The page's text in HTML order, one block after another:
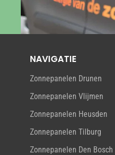
NAVIGATIE
Zonnepanelen Drunen
Zonnepanelen Vlijmen
Zonnepanelen Heusden
Zonnepanelen Tilburg
Zonnepanelen Den Bosch